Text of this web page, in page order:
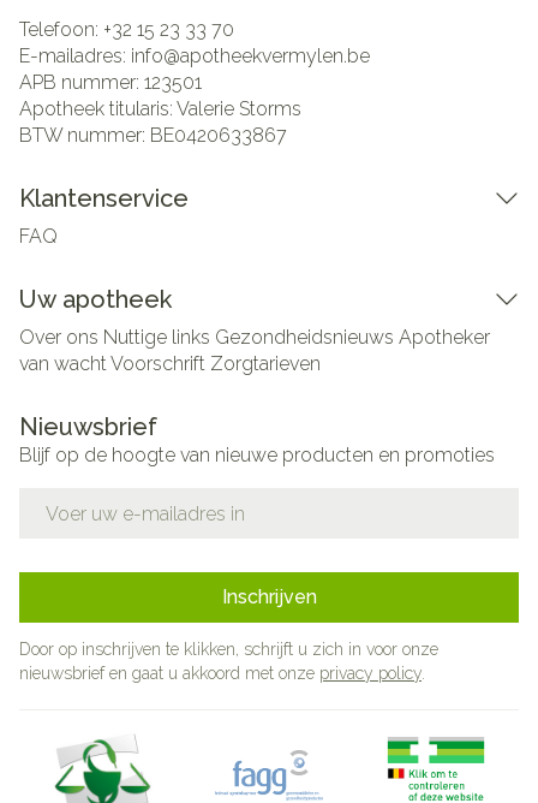
Telefoon: +32 15 23 33 70
E-mailadres: info@apotheekvermylen.be
APB nummer: 123501
Apotheek titularis: Valerie Storms
BTW nummer: BE0420633867
Klantenservice
FAQ
Uw apotheek
Over ons Nuttige links Gezondheidsnieuws Apotheker
van wachtVoorschrift Zorgtarieven
Nieuwsbrief
Blijf op de hoogte van nieuwe producten en promoties
Inschrijven
Door op inschrijven te klikken, schrijft u zich in voor onze
nieuwsbrief en gaat u akkoord met onze privacy policy